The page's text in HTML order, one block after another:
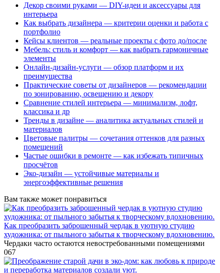
Декор своими руками — DIY-идеи и аксессуары для
интерьера
Как выбрать дизайнера — критерии оценки и работа с
портфолио
Кейсы клиентов — реальные проекты с фото до/после
Мебель: стиль и комфорт — как выбрать гармоничные
элементы
Онлайн-дизайн-услуги — обзор платформ и их
преимущества
Практические советы от дизайнеров — рекомендации
по зонированию, освещению и декору
Сравнение стилей интерьера — минимализм, лофт,
классика и др
Тренды в дизайне — аналитика актуальных стилей и
материалов
Цветовые палитры — сочетания оттенков для разных
помещений
Частые ошибки в ремонте — как избежать типичных
просчётов
Эко-дизайн — устойчивые материалы и
энергоэффективные решения
Вам также может понравиться
Как преобразить заброшенный чердак в уютную студию
художника: от пыльного забытья к творческому вдохновению.
Чердаки часто остаются невостребованными помещениями
067